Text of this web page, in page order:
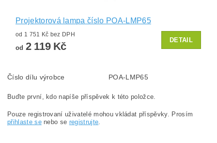
Projektorová lampa číslo POA-LMP65
od 1 751 Kč bez DPH
od 2 119 Kč
DETAIL
Číslo dílu výrobce POA-LMP65
Buďte první, kdo napíše příspěvek k této položce.
Pouze registrovaní uživatelé mohou vkládat příspěvky. Prosím
přihlaste senebo se registrujte.